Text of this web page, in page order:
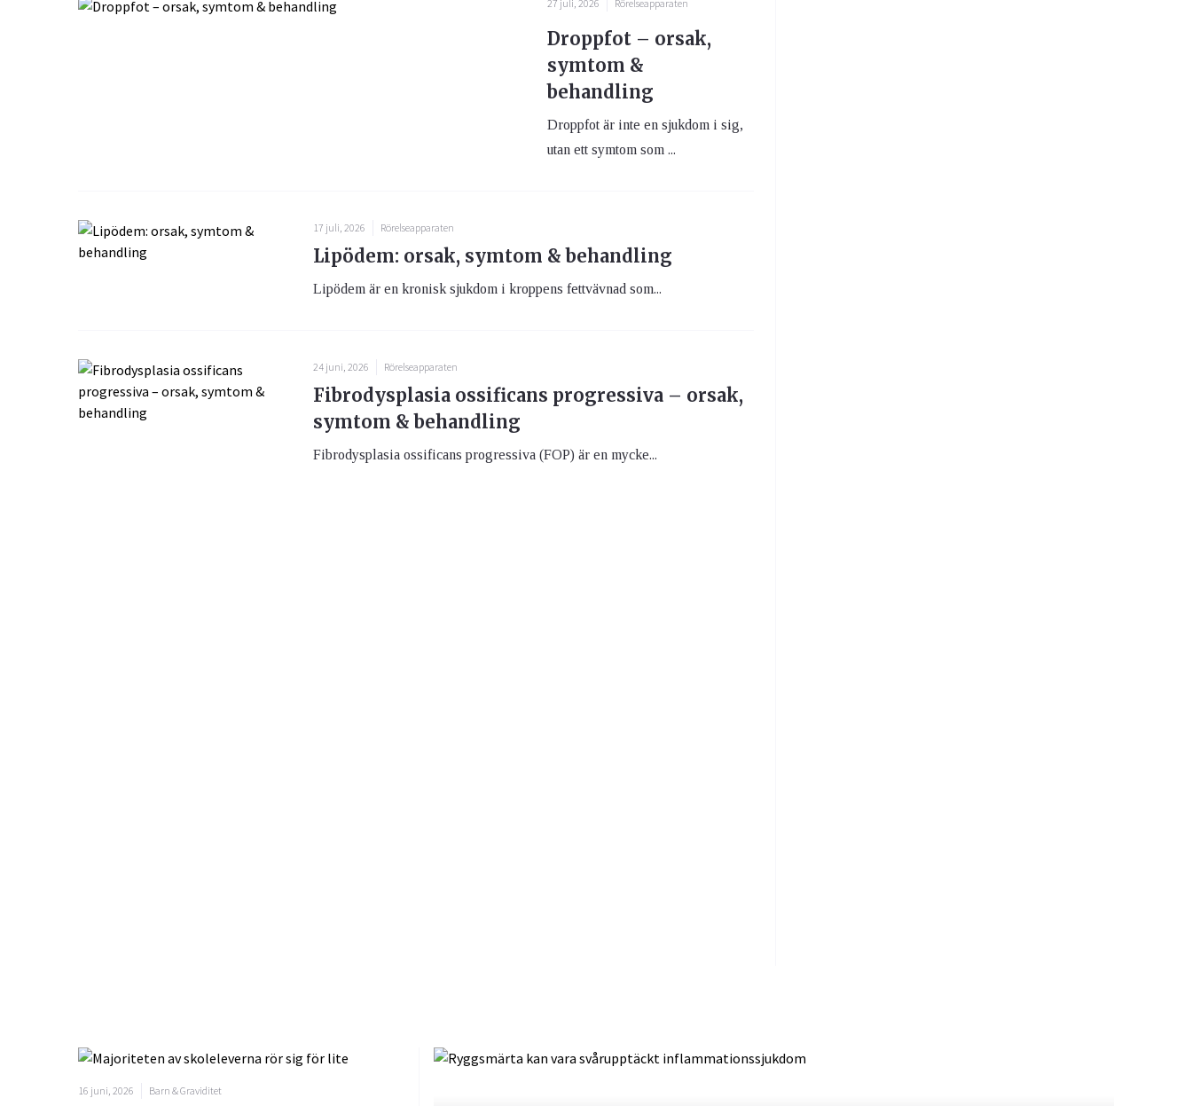
27 juli, 2026 Rörelseapparaten
Droppfot – orsak,
symtom &
behandling
Droppfot är inte en sjukdom i sig,
utan ett symtom som ...
17 juli, 2026 Rörelseapparaten
Lipödem: orsak, symtom & behandling
Lipödem är en kronisk sjukdom i kroppens fettvävnad som...
24 juni, 2026 Rörelseapparaten
Fibrodysplasia ossificans progressiva – orsak,
symtom & behandling
Fibrodysplasia ossificans progressiva (FOP) är en mycke...
16 juni, 2026 Barn & Graviditet